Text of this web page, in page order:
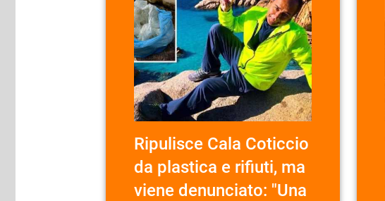
Ripulisce Cala Coticcio
da plastica e rifiuti, ma
viene denunciato: "Una